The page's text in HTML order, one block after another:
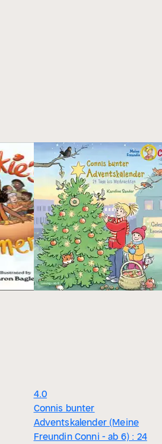
4.0
Connis bunter
Adventskalender (Meine
Freundin Conni - ab 6) : 24